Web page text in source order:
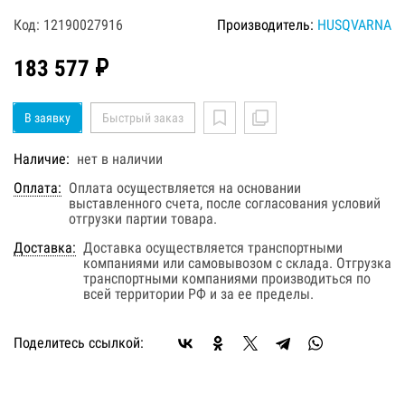
Код: 12190027916 Производитель: HUSQVARNA
183 577 ₽
В заявку Быстрый заказ
Наличие: нет в наличии
Оплата: Оплата осуществляется на основании
выставленного счета, после согласования условий
отгрузки партии товара.
Доставка: Доставка осуществляется транспортными
компаниями или самовывозом с склада. Отгрузка
транспортными компаниями производиться по
всей территории РФ и за ее пределы.
Поделитесь ссылкой: